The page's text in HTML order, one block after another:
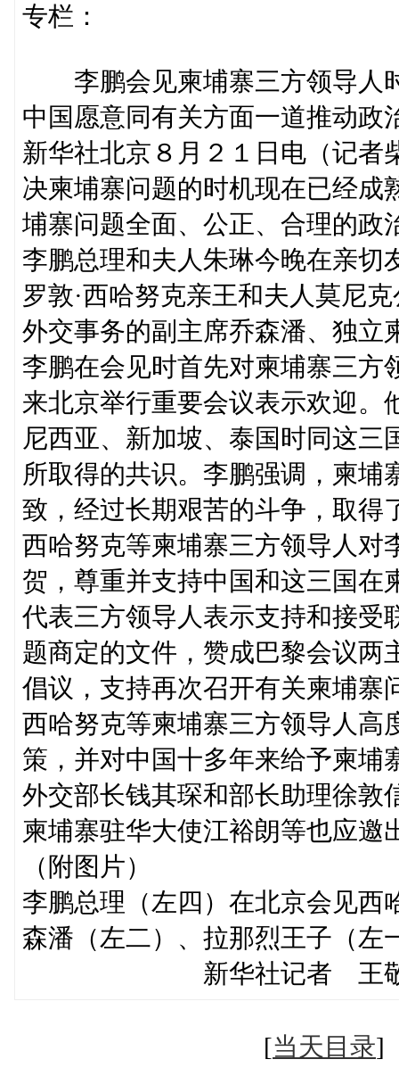
专栏：
李鹏会见柬埔寨三方领导人
中国愿意同有关方面一道推动政
新华社北京８月２１日电（记者
决柬埔寨问题的时机现在已经成
埔寨问题全面、公正、合理的政
李鹏总理和夫人朱琳今晚在亲切
罗敦·西哈努克亲王和夫人莫尼
外交事务的副主席乔森潘、独立
李鹏在会见时首先对柬埔寨三方
来北京举行重要会议表示欢迎。
尼西亚、新加坡、泰国时同这
所取得的共识。李鹏强调，柬埔
致，经过长期艰苦的斗争，取得
西哈努克等柬埔寨三方领导人对
贺，尊重并支持中国和这三国在
代表三方领导人表示支持和接受
题商定的文件，赞成巴黎会议两
倡议，支持再次召开有关柬埔寨
西哈努克等柬埔寨三方领导人高
策，并对中国十多年来给予柬埔
外交部长钱其琛和部长助理徐敦
柬埔寨驻华大使江裕朗等也应邀
（附图片）
李鹏总理（左四）在北京会见西
森潘（左二）、拉那烈王子（左
新华社记者 王敬
[当天目录